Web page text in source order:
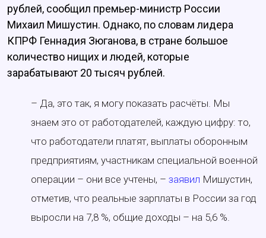
рублей, сообщил премьер-министр России
Михаил Мишустин. Однако, по словам лидера
КПРФ Геннадия Зюганова, в стране большое
количество нищих и людей, которые
зарабатывают 20 тысяч рублей.
– Да, это так, я могу показать расчёты. Мы
знаем это от работодателей, каждую цифру: то,
что работодатели платят, выплаты оборонным
предприятиям, участникам специальной военной
операции – они все учтены, – заявил Мишустин,
отметив, что реальные зарплаты в России за год
выросли на 7,8 %, общие доходы – на 5,6 %.